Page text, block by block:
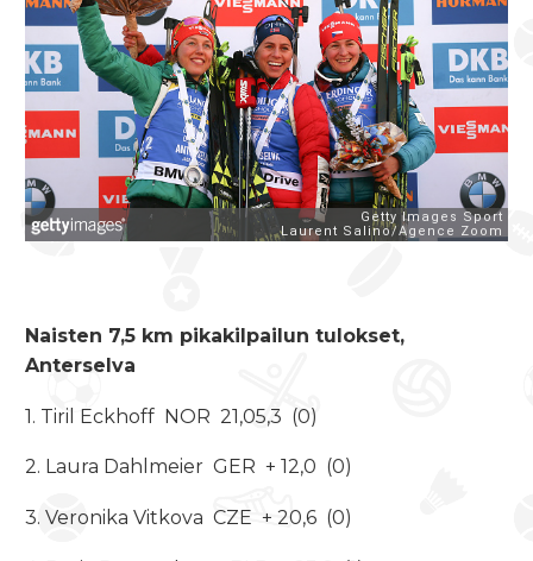
Naisten 7,5 km pikakilpailun tulokset,
Anterselva
1. Tiril Eckhoff NOR 21,05,3 (0)
2. Laura Dahlmeier GER + 12,0 (0)
3. Veronika Vitkova CZE + 20,6 (0)